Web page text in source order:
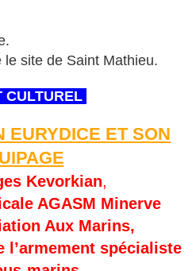
site de Saint Mathieu.
CULTUREL
EURYDICE ET SON
Kevorkian,
AGASM Minerve
Aux Marins,
l’armement spécialiste